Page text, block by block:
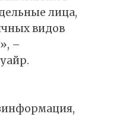
лица,
видов
–